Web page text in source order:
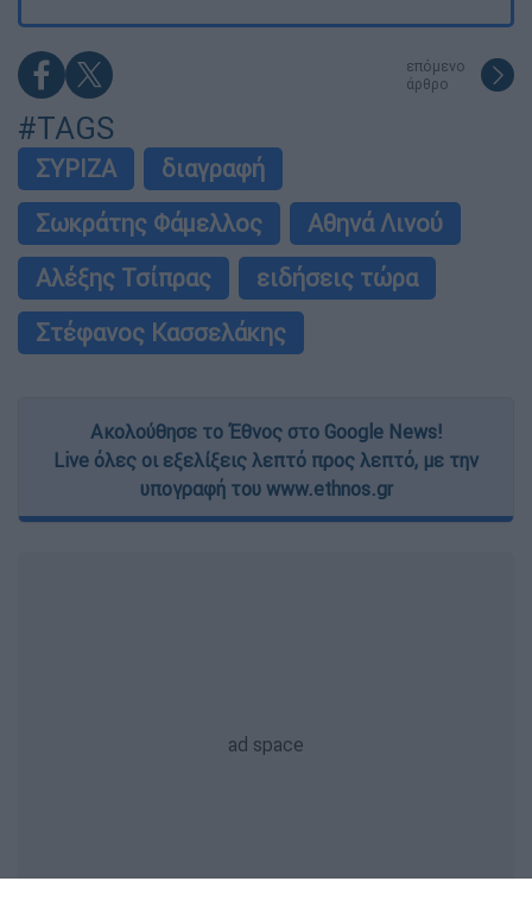
επόμενο
άρθρο
#TAGS
ΣΥΡΙΖΑ
διαγραφή
Σωκράτης Φάμελλος
Αθηνά Λινού
Αλέξης Τσίπρας
ειδήσεις τώρα
Στέφανος Κασσελάκης
Ακολούθησε το Έθνος στο Google News!
Live όλες οι εξελίξεις λεπτό προς λεπτό, με την
υπογραφή του www.ethnos.gr